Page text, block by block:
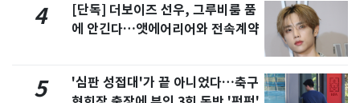
4
[단독] 더보이즈 선우, 그루비룸 품
에 안긴다…앳에어리어와 전속계약
5
'심판 성접대'가 끝 아니었다…축구